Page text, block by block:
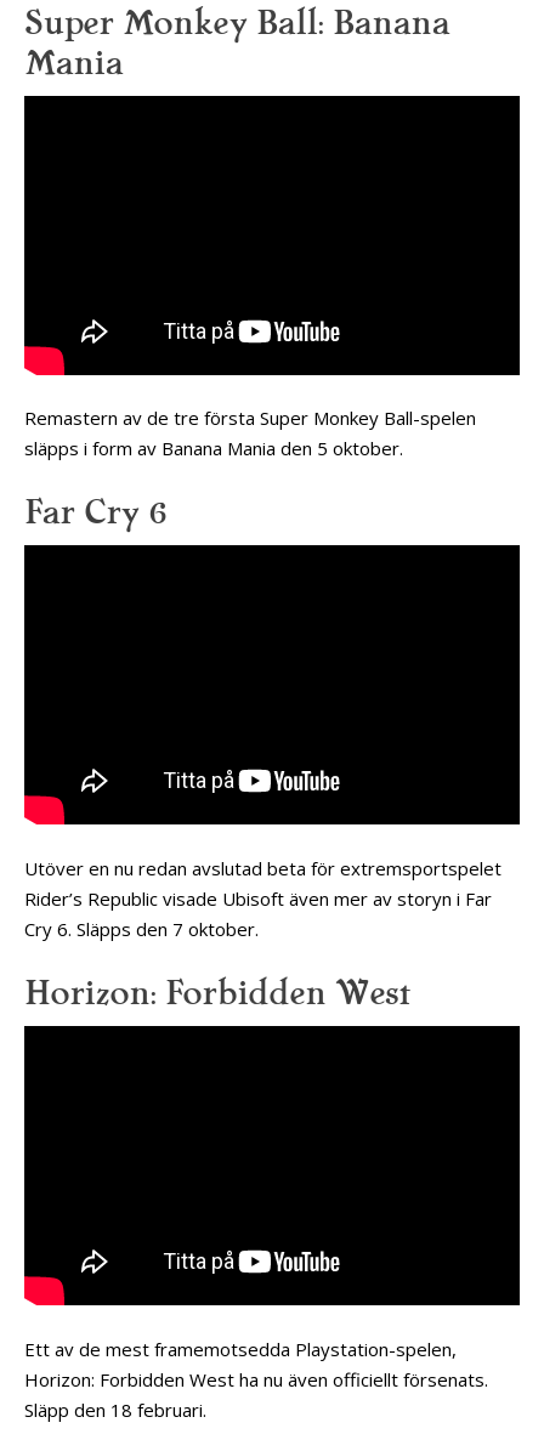
Super Monkey Ball: Banana
Mania
Remastern av de tre första Super Monkey Ball-spelen
släpps i form av Banana Mania den 5 oktober.
Far Cry 6
Utöver en nu redan avslutad beta för extremsportspelet
Rider’s Republic visade Ubisoft även mer av storyn i Far
Cry 6. Släpps den 7 oktober.
Horizon: Forbidden West
Ett av de mest framemotsedda Playstation-spelen,
Horizon: Forbidden West ha nu även officiellt försenats.
Släpp den 18 februari.